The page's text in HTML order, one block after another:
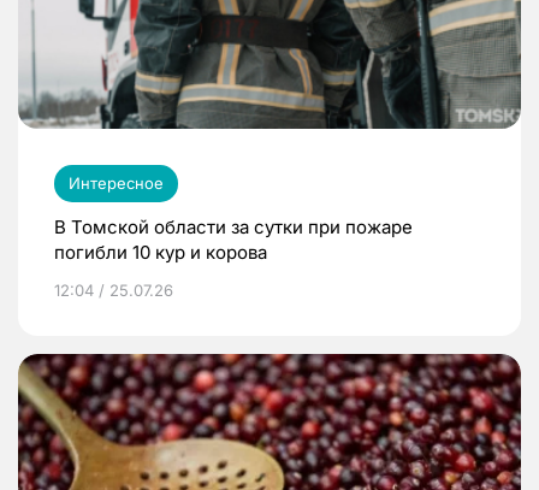
Интересное
В Томской области за сутки при пожаре
погибли 10 кур и корова
12:04 / 25.07.26